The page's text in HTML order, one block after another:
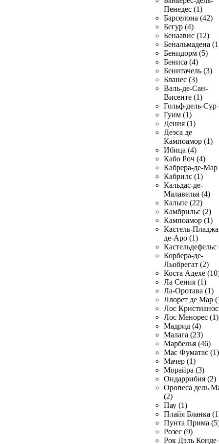
Пенедес (1)
Барселона (42)
Бегур (4)
Бенаавис (12)
Бенальмадена
Бенидорм (5)
Бениса (4)
Бенитачель (3)
Бланес (3)
Валь-де-Сан-
Висенте (1)
Гольф-дель-Сур
Гуим (1)
Дения (1)
Деэса де
Кампоамор (1)
Ибица (4)
Кабо Роч (4)
Кабрера-де-Мар
Кабрилс (1)
Кальдас-де-
Малавелья (4)
Кальпе (22)
Камбрильс (2)
Кампоамор (1)
Кастель-
де-Аро (1)
Кастельдефельс
Корбера-де-
Льобрегат (2)
Коста Адехе
Ла Сения (1)
Ла-Оротава (1)
Ллорет де Мар
Лос
Лос Менорес (1)
Мадрид (4)
Малага (23)
Марбелья (46)
Мас Фуматас (1)
Мачер (1)
Морайра (3)
Ондаррибия (2)
Оропеса дель
(2)
Пау (1)
Плайя Бланка
Пунта Прима
Розес (9)
Рок Дэль Конде